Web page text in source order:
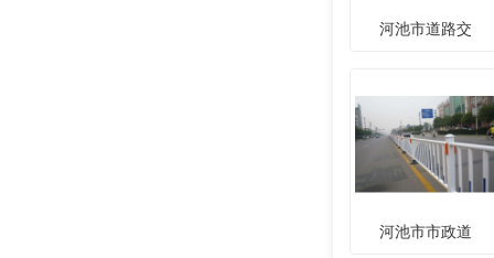
河池市道路交
河池市市政道